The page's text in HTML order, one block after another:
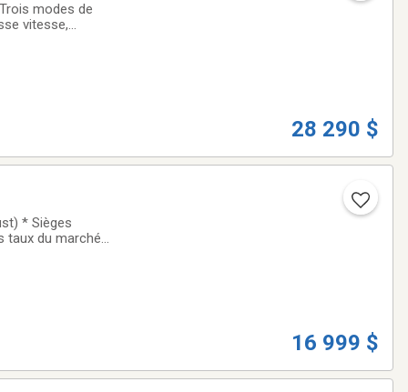
modes de
vitesse,
28 290 $
* Sièges
taux du marché!
16 999 $